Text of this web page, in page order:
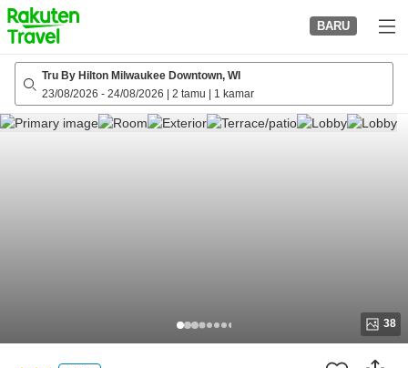
to
top
page
BARU
Tru By Hilton Milwaukee Downtown, WI
23/08/2026 - 24/08/2026 2 tamu 1 kamar
38